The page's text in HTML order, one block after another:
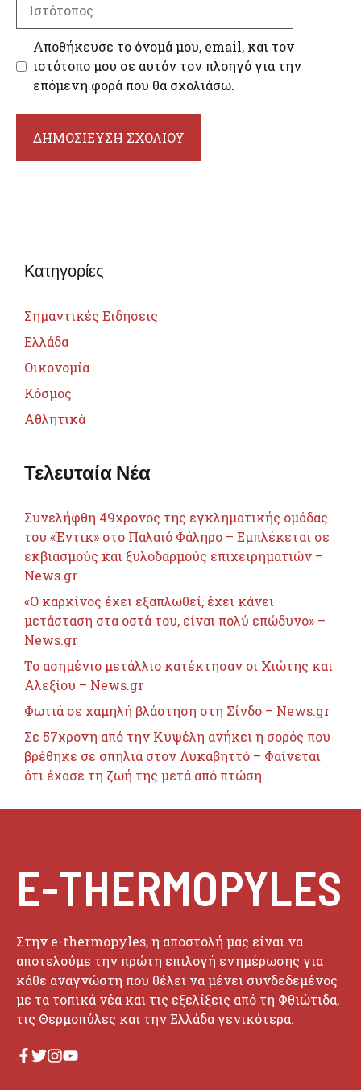
Αποθήκευσε το όνομά μου, email, και τον
ιστότοπο μου σε αυτόν τον πλοηγό για την
επόμενη φορά που θα σχολιάσω.
Κατηγορίες
Σημαντικές Ειδήσεις
Ελλάδα
Οικονομία
Κόσμος
Αθλητικά
Τελευταία Νέα
Συνελήφθη 49χρονος της εγκληματικής ομάδας
του «Έντικ» στο Παλαιό Φάληρο – Εμπλέκεται σε
εκβιασμούς και ξυλοδαρμούς επιχειρηματιών –
News.gr
«Ο καρκίνος έχει εξαπλωθεί, έχει κάνει
μετάσταση στα οστά του, είναι πολύ επώδυνο» –
News.gr
Το ασημένιο μετάλλιο κατέκτησαν οι Χιώτης και
Αλεξίου – News.gr
Φωτιά σε χαμηλή βλάστηση στη Σίνδο – News.gr
Σε 57χρονη από την Κυψέλη ανήκει η σορός που
βρέθηκε σε σπηλιά στον Λυκαβηττό – Φαίνεται
ότι έχασε τη ζωή της μετά από πτώση
E-THERMOPYLES
Στην e-thermopyles, η αποστολή μας είναι να
αποτελούμε την πρώτη επιλογή ενημέρωσης για
κάθε αναγνώστη που θέλει να μένει συνδεδεμένος
με τα τοπικά νέα και τις εξελίξεις από τη Φθιώτιδα,
τις Θερμοπύλες και την Ελλάδα γενικότερα.